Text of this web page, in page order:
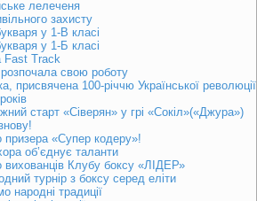
лелеченя
захисту
у 1-В класі
у 1-Б класі
Fast Track
свою роботу
присвячена 100-річчю Української революції
старт «Сіверян» у грі «Сокіл»(«Джура»)
призера «Супер кодеру»!
об’єднує таланти
вихованців Клубу боксу «ЛІДЕР»
турнір з боксу серед еліти
народні традиції